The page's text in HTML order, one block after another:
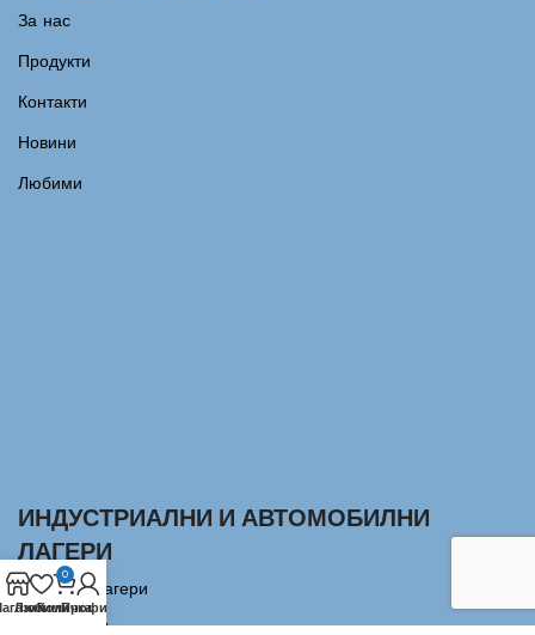
За нас
Продукти
Контакти
Новини
Любими
ИНДУСТРИАЛНИ И АВТОМОБИЛНИ
ЛАГЕРИ
Сачмени лагери
Аксиални Лагери
Любими
0
Количка
Профил